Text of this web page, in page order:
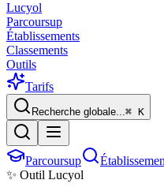
Lucyol
Parcoursup
Établissements
Classements
Outils
Tarifs
Recherche globale...⌘ K
Parcoursup
✨ Outil Lucyol